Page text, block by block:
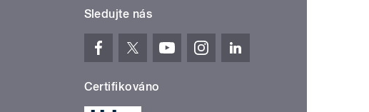
Sledujte nás
Certifikováno